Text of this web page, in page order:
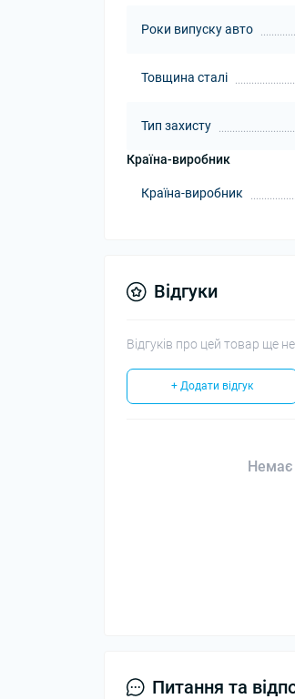
Роки випуску авто
Товщина сталі
Тип захисту
Країна-виробник
Країна-виробник
Відгуки
Відгуків про цей товар ще
+ Додати відгук
Немає
Питання та